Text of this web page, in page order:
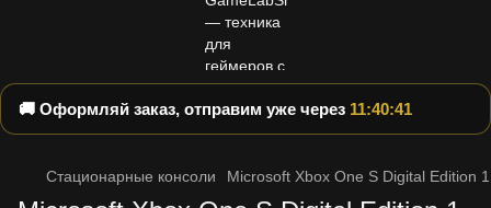
🚚 Оформляй заказ, отправим уже через 11:40:40
Стационарные консоли Microsoft Xbox One S Digital Edition